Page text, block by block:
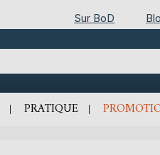
Sur BoD
PRATIQUE